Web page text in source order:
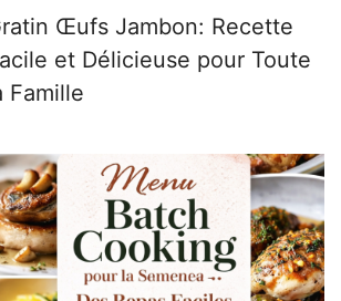
Œufs Jambon: Recette
et Délicieuse pour Toute
Famille